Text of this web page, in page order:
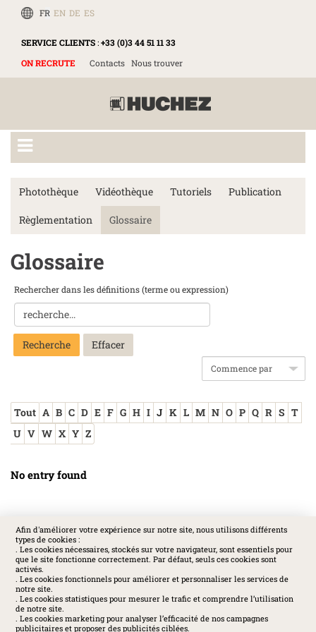
Afin d'améliorer votre expérience sur notre site, nous utilisons différents
types de cookies :
. Les cookies nécessaires, stockés sur votre navigateur, sont essentiels pour
que le site fonctionne correctement. Par défaut, seuls ces cookies sont
activés.
. Les cookies fonctionnels pour améliorer et personnaliser les services de
notre site.
. Les cookies statistiques pour mesurer le trafic et comprendre l’utilisation
de notre site.
. Les cookies marketing pour analyser l’efficacité de nos campagnes
publicitaires et proposer des publicités ciblées.
FR EN DE ES
SERVICE CLIENTS:+33 (0)3 44 51 11 33
ON RECRUTE
Contacts Nous trouver
Photothèque Vidéothèque Tutoriels Publication
Règlementation Glossaire
Glossaire
Rechercher dans les définitions (terme ou expression)
Recherche
Tout A B C D E F G H I J K L M N O P Q R S T
U V W X Y Z
No entry found
SOCIAL